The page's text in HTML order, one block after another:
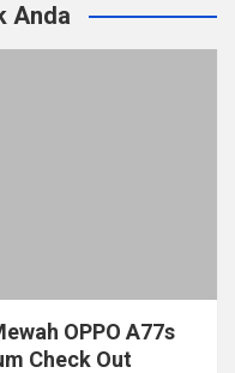
Anda
OPPO A77s
Check Out